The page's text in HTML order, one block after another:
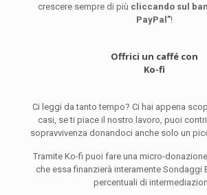
crescere sempre di più cliccando sul
PayPal”!
Offrici un caffé con
Ko-fi
Ci leggi da tanto tempo? Ci hai appena
casi, se ti piace il nostro lavoro, puoi
sopravvivenza donandoci anche solo un
Tramite Ko-fi puoi fare una micro-
che essa finanzierà interamente Sondaggi
percentuali di